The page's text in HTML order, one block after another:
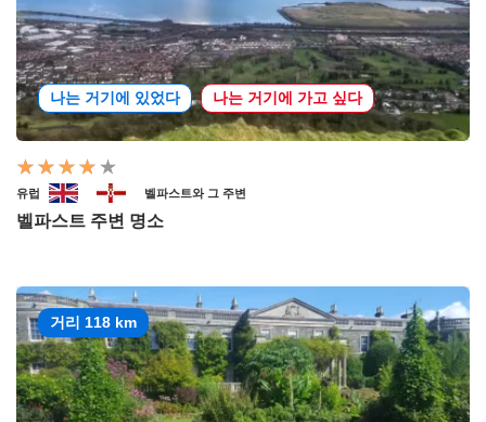
나는 거기에 있었다 나는 거기에 가고 싶다
유럽 벨파스트와 그 주변
벨파스트 주변 명소
거리 118 km